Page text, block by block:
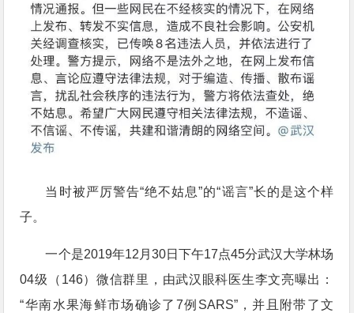
当时被严厉警告“绝不姑息”的“谣言”长的是这个样
子。
一个是2019年12月30日下午17点45分武汉大学林场
04级（146）微信群里，由武汉眼科医生李文亮曝出：
“华南水果海鲜市场确诊了7例SARS”，并且附带了文